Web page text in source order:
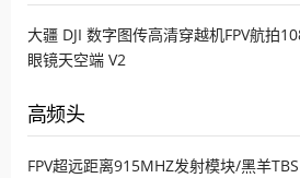
大疆 DJI 数字图传高清穿越机FPV航拍
眼镜天空端 V2
高频头
FPV超远距离915MHZ发射模块/黑羊TBS